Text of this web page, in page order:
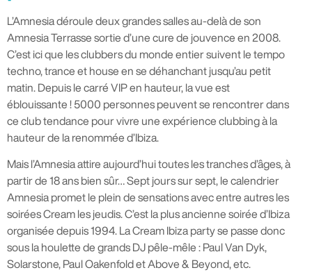
L’Amnesia déroule deux grandes salles au-delà de son
Amnesia Terrasse sortie d’une cure de jouvence en 2008.
C’est ici que les clubbers du monde entier suivent le tempo
techno, trance et house en se déhanchant jusqu’au petit
matin. Depuis le carré VIP en hauteur, la vue est
éblouissante ! 5000 personnes peuvent se rencontrer dans
ce club tendance pour vivre une expérience clubbing à la
hauteur de la renommée d’Ibiza.
Mais l’Amnesia attire aujourd’hui toutes les tranches d’âges, à
partir de 18 ans bien sûr… Sept jours sur sept, le calendrier
Amnesia promet le plein de sensations avec entre autres les
soirées Cream les jeudis. C’est la plus ancienne soirée d’Ibiza
organisée depuis 1994. La Cream Ibiza party se passe donc
sous la houlette de grands DJ pêle-mêle : Paul Van Dyk,
Solarstone, Paul Oakenfold et Above & Beyond, etc.